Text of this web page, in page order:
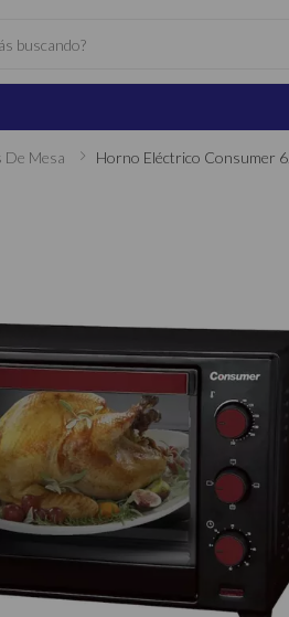
De Mesa Horno Eléctrico Consumer